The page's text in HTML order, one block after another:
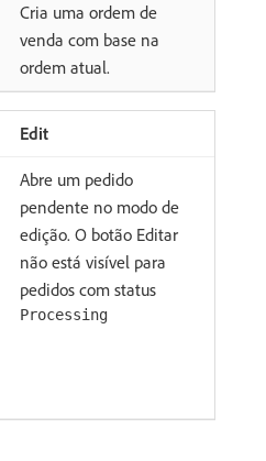
Cria uma ordem de
venda com base na
ordem atual.
Edit
Abre um pedido
pendente no modo de
edição. O botão Editar
não está visível para
pedidos com status
Processing